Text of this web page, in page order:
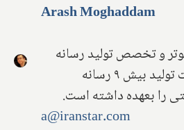
Arash Moghaddam
و تخصص تولید رسانه
دیجیتال دارد و مدیریت تولید بیش ۹ رسانه
را بعهده داشته است.
a@iranstar.com